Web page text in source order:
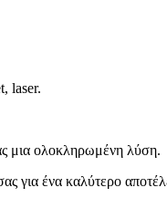
laser.
μια ολοκληρωμένη λύση.
για ένα καλύτερο